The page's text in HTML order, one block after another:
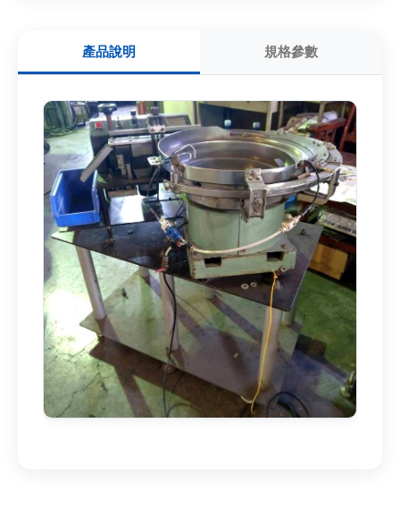
產品說明 規格參數